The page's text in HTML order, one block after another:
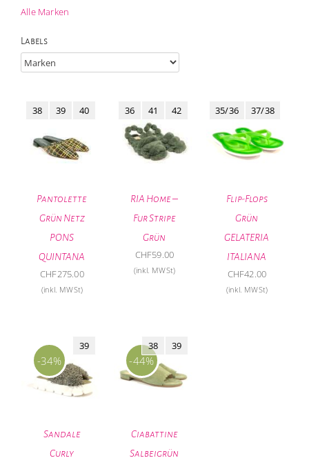
Pantolette
Grün Netz
PONS
QUINTANA
38 39 40
CHF275.00
(inkl. MWSt)
RIA Home –
Fur Stripe
Grün
36 41 42
CHF59.00
(inkl. MWSt)
Flip-Flops
Grün
GELATERIA
ITALIANA
35/36 37/38
CHF42.00
(inkl. MWSt)
-34%
Sandale
Curly
39
-44%
Ciabattine
Salbeigrün
38 39
Alle Marken
Labels